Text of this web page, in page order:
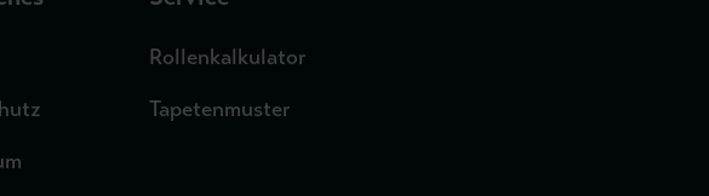
Rollenkalkulator
Tapetenmuster